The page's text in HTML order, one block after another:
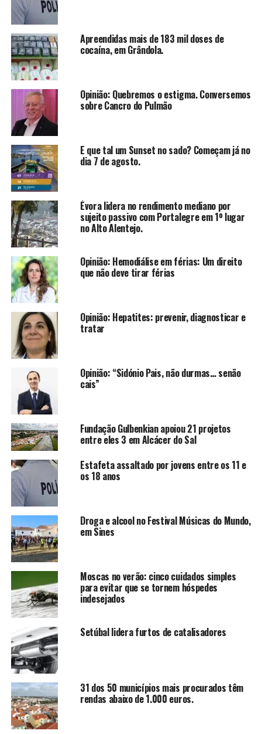
Apreendidas mais de 183 mil doses de
cocaína, em Grândola.
Opinião: Quebremos o estigma. Conversemos
sobre Cancro do Pulmão
E que tal um Sunset no sado? Começam já no
dia 7 de agosto.
Évora lidera no rendimento mediano por
sujeito passivo com Portalegre em 1º lugar
no Alto Alentejo.
Opinião: Hemodiálise em férias: Um direito
que não deve tirar férias
Opinião: Hepatites: prevenir, diagnosticar e
tratar
Opinião: “Sidónio Pais, não durmas… senão
cais”
Fundação Gulbenkian apoiou 21 projetos
entre eles 3 em Alcácer do Sal
Estafeta assaltado por jovens entre os 11 e
os 18 anos
Droga e alcool no Festival Músicas do Mundo,
em Sines
Moscas no verão: cinco cuidados simples
para evitar que se tornem hóspedes
indesejados
Setúbal lidera furtos de catalisadores
31 dos 50 municípios mais procurados têm
rendas abaixo de 1.000 euros.